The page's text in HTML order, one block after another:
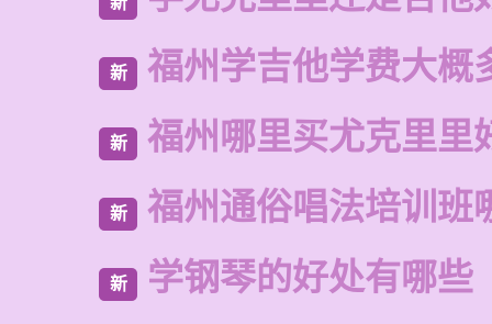
新 福州学吉他学费大概
新 福州哪里买尤克里里
新 福州通俗唱法培训班
新 学钢琴的好处有哪些